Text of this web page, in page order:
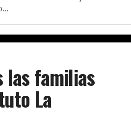
las familias
La